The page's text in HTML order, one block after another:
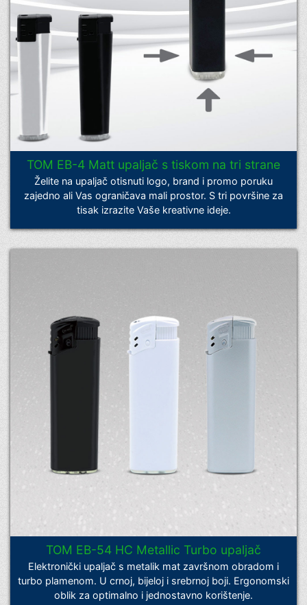
TOM EB-4 Matt upaljač s tiskom na tri strane
Želite na upaljač otisnuti logo, brand i promo poruku
zajedno ali Vas ograničava mali prostor. S tri površine za
tisak izrazite Vaše kreativne ideje.
TOM EB-54 HC Metallic Turbo upaljač
Elektronički upaljač s metalik mat završnom obradom i
turbo plamenom. U crnoj, bijeloj i srebrnoj boji. Ergonomski
oblik za optimalno i jednostavno korištenje.